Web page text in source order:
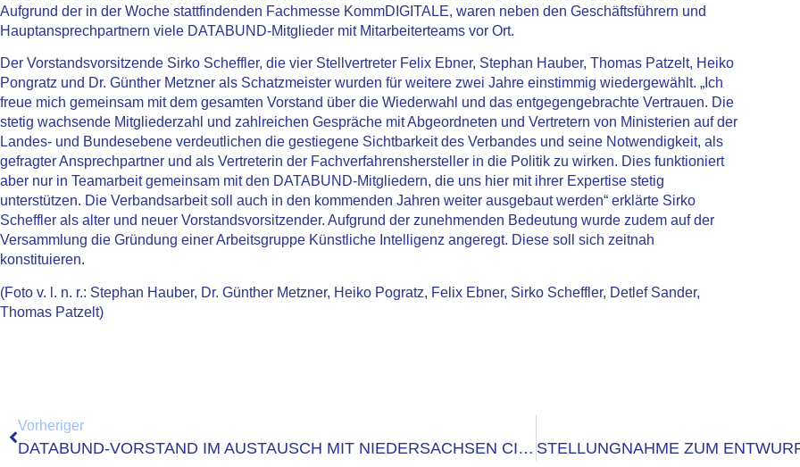
Aufgrund der in der Woche stattfindenden Fachmesse KommDIGITALE, waren neben den Geschäftsführern und
Hauptansprechpartnern viele DATABUND-Mitglieder mit Mitarbeiterteams vor Ort.
Der Vorstandsvorsitzende Sirko Scheffler, die vier Stellvertreter Felix Ebner, Stephan Hauber, Thomas Patzelt, Heiko
Pongratz und Dr. Günther Metzner als Schatzmeister wurden für weitere zwei Jahre einstimmig wiedergewählt. „Ich
freue mich gemeinsam mit dem gesamten Vorstand über die Wiederwahl und das entgegengebrachte Vertrauen. Die
stetig wachsende Mitgliederzahl und zahlreichen Gespräche mit Abgeordneten und Vertretern von Ministerien auf der
Landes- und Bundesebene verdeutlichen die gestiegene Sichtbarkeit des Verbandes und seine Notwendigkeit, als
gefragter Ansprechpartner und als Vertreterin der Fachverfahrenshersteller in die Politik zu wirken. Dies funktioniert
aber nur in Teamarbeit gemeinsam mit den DATABUND-Mitgliedern, die uns hier mit ihrer Expertise stetig
unterstützen. Die Verbandsarbeit soll auch in den kommenden Jahren weiter ausgebaut werden“ erklärte Sirko
Scheffler als alter und neuer Vorstandsvorsitzender. Aufgrund der zunehmenden Bedeutung wurde zudem auf der
Versammlung die Gründung einer Arbeitsgruppe Künstliche Intelligenz angeregt. Diese soll sich zeitnah
konstituieren.
(Foto v. l. n. r.: Stephan Hauber, Dr. Günther Metzner, Heiko Pogratz, Felix Ebner, Sirko Scheffler, Detlef Sander,
Thomas Patzelt)
Vorheriger
DATABUND-VORSTAND IM AUSTAUSCH MIT NIEDERSACHSEN CIO DR. HORST BAIER